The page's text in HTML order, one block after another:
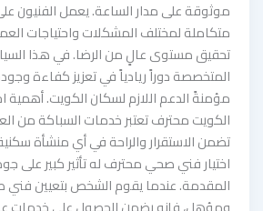
موثوقة على مدار الساعة. يعمل الفنيون
متكاملة لمختلف المشكلات واحتياجات
تحقيق مستوى عالٍ من الرضا. في هذا
المتخصصة دوراً ريادياً في تعزيز كفاءة
مؤمنةً الدعم اللازم لسكان الكويت. أهمية
الكويت محترف تعتبر خدمات السباكة من
تضمن الاستقرار والراحة في أي منشأة سكنية
اختيار فني صحي محترف له تأثير كبير على
المقدمة. عندما يقوم الشخص بتعيين